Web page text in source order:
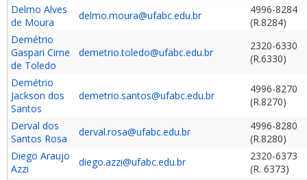
Delmo Alves
de Moura
delmo.moura@ufabc.edu.br
4996-8284
(R.8284)
Demétrio
Gaspari Cirne
de Toledo
demetrio.toledo@ufabc.edu.br
2320-6330
(R.6330)
Demétrio
Jackson dos
Santos
demetrio.santos@ufabc.edu.br
4996-8270
(R.8270)
Derval dos
Santos Rosa
derval.rosa@ufabc.edu.br
4996-8280
(R.8280)
Diego Araujo
Azzi
diego.azzi@ufabc.edu.br
2320-6373
(R. 6373)